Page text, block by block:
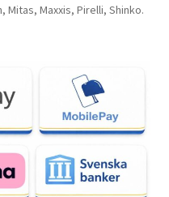
Mitas, Maxxis, Pirelli, Shinko.